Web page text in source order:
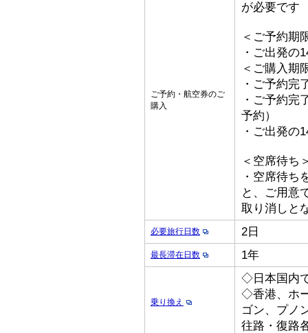
ご予約・航空券のご
購入
が必要です
＜ご予約期
・ご出発の
＜ご購入期
・ご予約完
・ご予約完
予約）
・ご出発の
＜空席待ち
・空席待ち
と、ご用意
取り消しと
必要旅行日数 2日
最長滞在日数 1年
乗り換え
◇日本国内
◇香港、ホ
ゴン、プノ
往路・復路